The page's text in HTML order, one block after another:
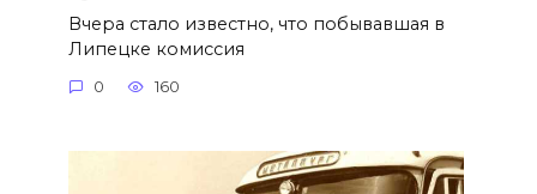
Вчера стало известно, что побывавшая в
Липецке комиссия
0 160